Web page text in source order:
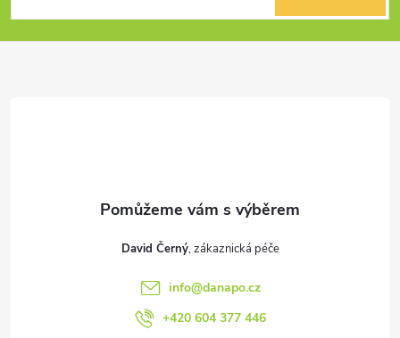
p
David Černý
info@danapo.cz
+420 604 377 446